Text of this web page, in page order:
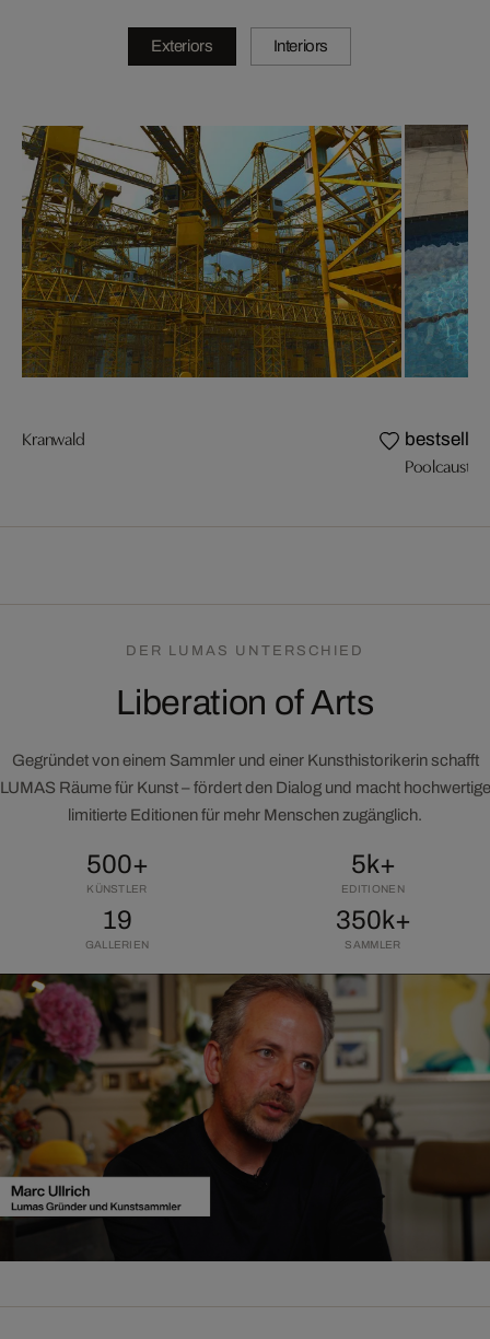
Exteriors Interiors
Kranwald bestseller
Poolcaust
DER LUMAS UNTERSCHIED
Liberation of Arts
Gegründet von einem Sammler und einer Kunsthistorikerin schafft
LUMAS Räume für Kunst – fördert den Dialog und macht hochwertige
limitierte Editionen für mehr Menschen zugänglich.
500+
KÜNSTLER
5k+
EDITIONEN
19
GALLERIEN
350k+
SAMMLER